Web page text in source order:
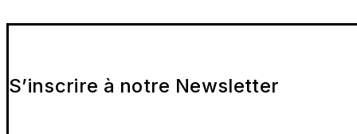
S’inscrire à notre Newsletter